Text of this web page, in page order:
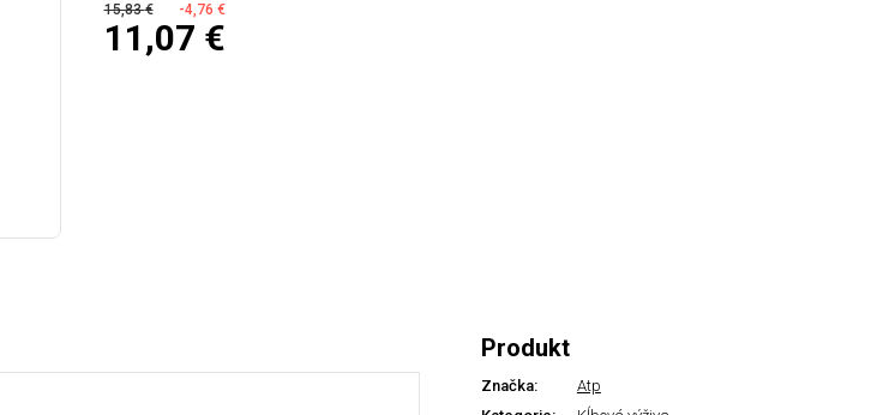
15,83€ -4,76 €
11,07 €
Produkt
Značka:
Atp